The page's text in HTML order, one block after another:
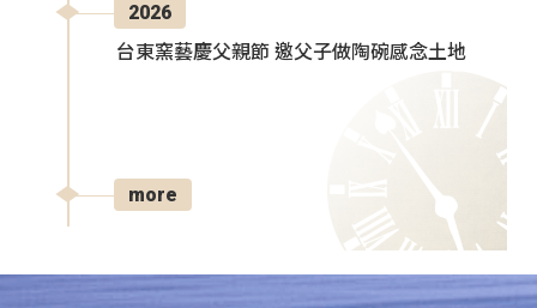
2026
台東窯藝慶父親節 邀父子做陶碗感念土地
more